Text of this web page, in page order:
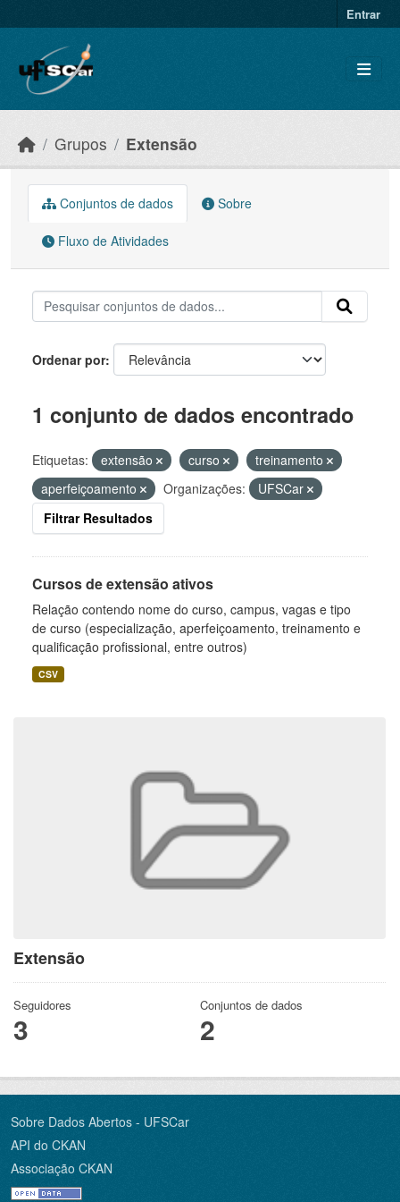
Entrar
Grupos Extensão
Extensão
Seguidores
3
Conjuntos de dados
2
Conjuntos de dados Sobre
Fluxo de Atividades
Ordenar por
1 conjunto de dados encontrado
Etiquetas: extensão curso
treinamento
aperfeiçoamento
Organizações:
UFSCar
Filtrar Resultados
Cursos de extensão ativos
Relação contendo nome do curso, campus, vagas e tipo
de curso (especialização, aperfeiçoamento, treinamento e
qualificação profissional, entre outros)
CSV
Sobre Dados Abertos - UFSCar
API do CKAN
Associação CKAN